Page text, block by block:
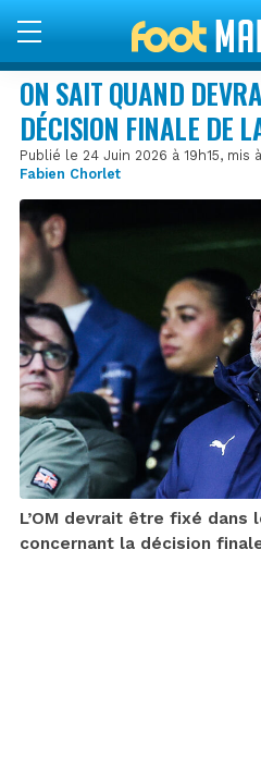
ON SAIT QUAND
DÉCISION FINALE DE
Publié le 24 Juin 2026 à 19h15, mis
Fabien Chorlet
L’OM devrait être fixé dans
concernant la décision